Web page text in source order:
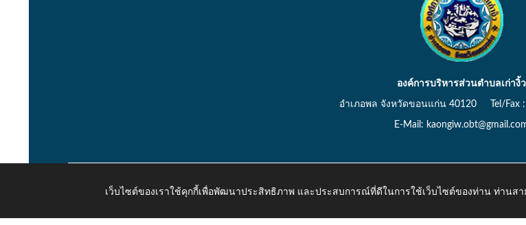
องค์การบริหารส่วนตำบลเก่างิ้ว
อำเภอพล จังหวัดขอนแก่น 40120 Tel/Fax :
E-Mail:
Copyright © 2026 All Right Resive http://www.kaongiw.go.th
เว็บไซต์ของเราใช้คุกกี้เพื่อพัฒนาประสิทธิภาพ และประสบการณ์ที่ดีในการใช้เว็บไซต์ของท่าน ท่านสา